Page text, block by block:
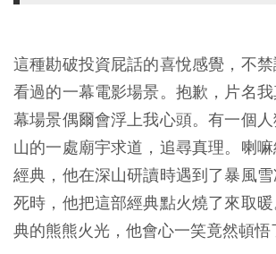
這種勘破投資屁話的喜悅感覺，不
看過的一幕電影場景。抱歉，片名
幕場景偶爾會浮上我心頭。有一個
山的一處廟宇求道，追尋真理。喇
經典，他在深山研讀時遇到了暴風
死時，他把這部經典點火燒了來取
典的熊熊火光，他會心一笑竟然頓悟